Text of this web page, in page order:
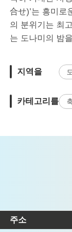
合せ)’는 흥미로
의 분위기는 최
는 도나미의 밤
지역을
카테고리를
주소